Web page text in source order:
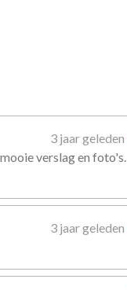
3 jaar geleden
verslag en foto's.
3 jaar geleden